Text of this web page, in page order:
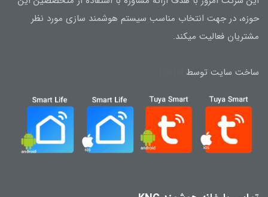
حوزه، در جهت انتخاب مناسب سیستم هوشمند سازی مورد نظر
مشتریان فعالیت میکند.
ساخت سایت توسط